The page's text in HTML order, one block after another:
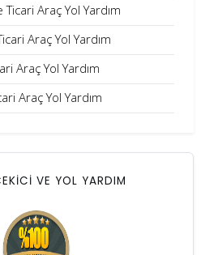
Araç Yol Yardım
Araç Yol Yardım
Araç Yol Yardım
Araç Yol Yardım
VE YOL YARDIM